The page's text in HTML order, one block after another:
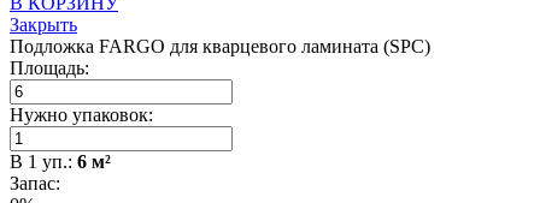
Закрыть
Подложка FARGO для кварцевого ламината (SPC)
Площадь:
Нужно упаковок:
В 1 уп.: 6 м²
Запас: